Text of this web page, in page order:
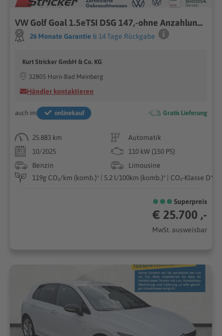
VW Golf Goal 1.5eTSI DSG 147,-ohne Anzahlung Navi A
26 Monate Garantie & 14 Tage Rückgabe
Kurt Stricker GmbH & Co. KG
32805 Horn-Bad Meinberg
Händler kontaktieren
auch im onlinekauf Gratis Lieferung
25.883 km
Automatik
10/2025
110 kW (150 PS)
Benzin
Limousine
119g CO₂/km (komb.)* | 5.2 l/100km (komb.)* | CO₂-Klasse D*
Superpreis
€ 25.700 ,-
MwSt. ausweisbar